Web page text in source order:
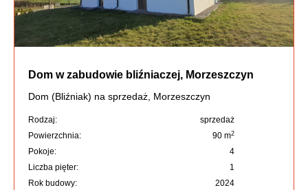
Dom w zabudowie bliźniaczej, Morzeszczyn
Dom (Bliźniak) na sprzedaż, Morzeszczyn
Rodzaj:
sprzedaż
Powierzchnia:
90 m2
Pokoje:
4
Liczba pięter:
1
Rok budowy:
2024